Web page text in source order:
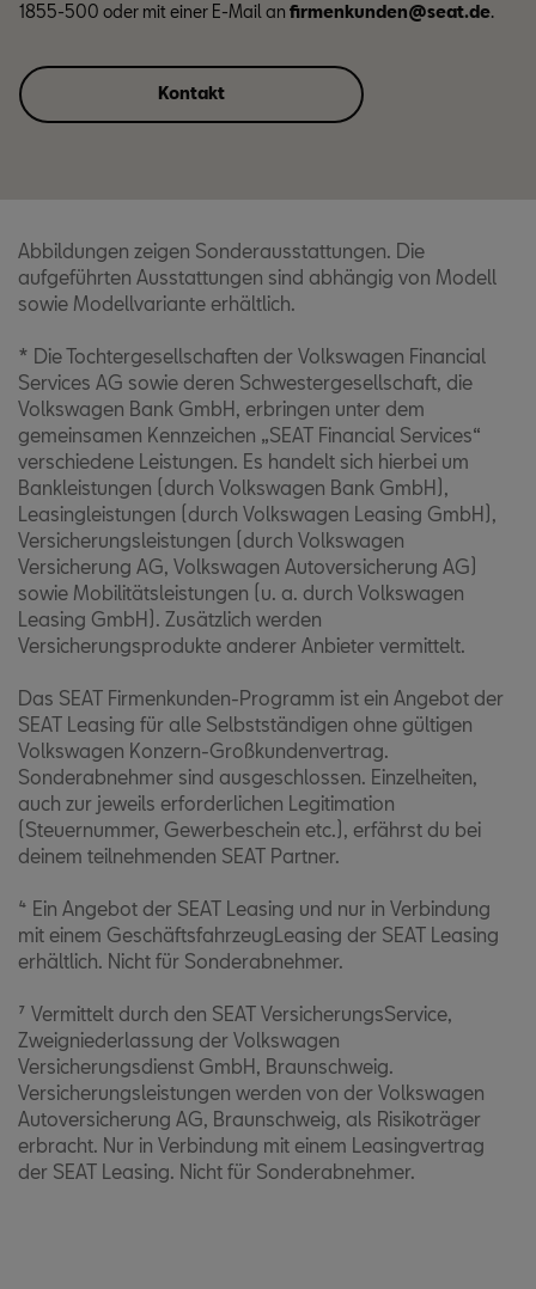
1855-500 oder mit einer E-Mail an firmenkunden@seat.de.
Kontakt
Abbildungen zeigen Sonderausstattungen. Die
aufgeführten Ausstattungen sind abhängig von Modell
sowie Modellvariante erhältlich.
* Die Tochtergesellschaften der Volkswagen Financial
Services AG sowie deren Schwestergesellschaft, die
Volkswagen Bank GmbH, erbringen unter dem
gemeinsamen Kennzeichen „SEAT Financial Services“
verschiedene Leistungen. Es handelt sich hierbei um
Bankleistungen (durch Volkswagen Bank GmbH),
Leasingleistungen (durch Volkswagen Leasing GmbH),
Versicherungsleistungen (durch Volkswagen
Versicherung AG, Volkswagen Autoversicherung AG)
sowie Mobilitätsleistungen (u. a. durch Volkswagen
Leasing GmbH). Zusätzlich werden
Versicherungsprodukte anderer Anbieter vermittelt.
Das SEAT Firmenkunden-Programm ist ein Angebot der
SEAT Leasing für alle Selbstständigen ohne gültigen
Volkswagen Konzern-Großkundenvertrag.
Sonderabnehmer sind ausgeschlossen. Einzelheiten,
auch zur jeweils erforderlichen Legitimation
(Steuernummer, Gewerbeschein etc.), erfährst du bei
deinem teilnehmenden SEAT Partner.
⁴ Ein Angebot der SEAT Leasing und nur in Verbindung
mit einem GeschäftsfahrzeugLeasing der SEAT Leasing
erhältlich. Nicht für Sonderabnehmer.
⁷ Vermittelt durch den SEAT VersicherungsService,
Zweigniederlassung der Volkswagen
Versicherungsdienst GmbH, Braunschweig.
Versicherungsleistungen werden von der Volkswagen
Autoversicherung AG, Braunschweig, als Risikoträger
erbracht. Nur in Verbindung mit einem Leasingvertrag
der SEAT Leasing. Nicht für Sonderabnehmer.